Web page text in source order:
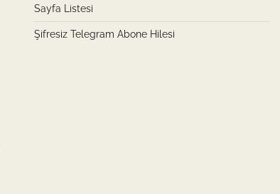
Sayfa Listesi
Şifresiz Telegram Abone Hilesi